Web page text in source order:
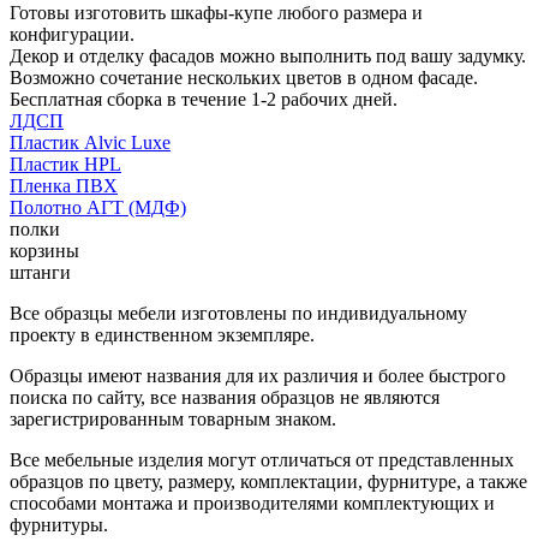
Готовы изготовить шкафы-купе любого размера и
конфигурации.
Декор и отделку фасадов можно выполнить под вашу задумку.
Возможно сочетание нескольких цветов в одном фасаде.
Бесплатная сборка в течение 1-2 рабочих дней.
ЛДСП
Пластик Alvic Luxe
Пластик HPL
Пленка ПВХ
Полотно АГТ (МДФ)
полки
корзины
штанги
Все образцы мебели изготовлены по индивидуальному
проекту в единственном экземпляре.
Образцы имеют названия для их различия и более быстрого
поиска по сайту, все названия образцов не являются
зарегистрированным товарным знаком.
Все мебельные изделия могут отличаться от представленных
образцов по цвету, размеру, комплектации, фурнитуре, а также
способами монтажа и производителями комплектующих и
фурнитуры.